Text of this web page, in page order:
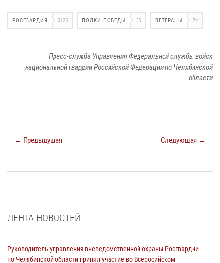
РОСГВАРДИЯ 3125 ПОЛКИ ПОБЕДЫ 35 ВЕТЕРАНЫ 74
Пресс-служба Управления Федеральной службы войск
национальной гвардии Российской Федерации по Челябинской
области
← Предыдущая Следующая →
ЛЕНТА НОВОСТЕЙ
Руководитель управления вневедомственной охраны Росгвардии
по Челябинской области принял участие во Всеросийском